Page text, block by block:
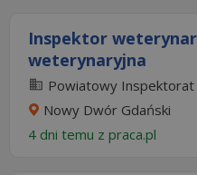
Inspektor
weterynaryjna
Powiatowy
Nowy Dwór Gdański
4 dni temu z praca.pl